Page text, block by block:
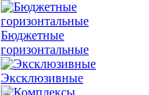
Бюджетные
горизонтальные
Эксклюзивные